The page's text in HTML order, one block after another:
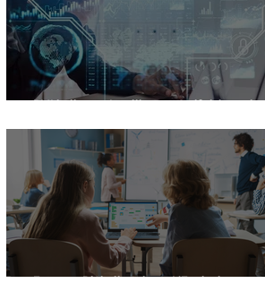
PMI italiane e Intelligenza Artificiale: a che
Futuro e Digitalizzazione: L'Evoluzione